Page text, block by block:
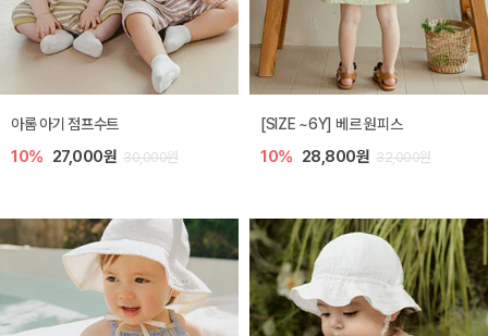
아롬 아기 점프수트
10% 27,000원 30,000원
[SIZE ~6Y] 베르 원피스
10% 28,800원 32,000원